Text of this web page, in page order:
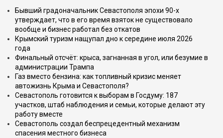
Бывший градоначальник Севастополя эпохи 90-х
утверждает, что в его время взяток не существовало
вообще и бизнес работал без откатов
Крымский туризм нащупал дно к середине июля 2026
года
Финальный отсчёт: крыса, загнанная в угол, или безумие в
администрации Трампа
Газ вместо бензина: как топливный кризис меняет
автожизнь Крыма и Севастополя?
Севастополь готовится к выборам в Госдуму: 187
участков, штаб наблюдения и семьи, которые делают эту
работу вместе
Севастополь создал беспрецедентный механизм
спасения местного бизнеса